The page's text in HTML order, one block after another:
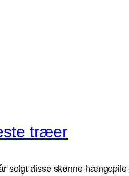
træer
solgt disse skønne